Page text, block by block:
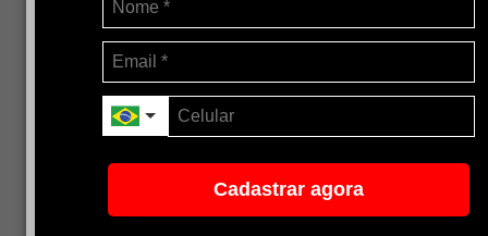
Cadastrar agora
Disco de Corte e Desbaste-Dupla Aplicação
Disco de Desbaste
Escovas de Aço
Escovas de Latão
Lixas
Pasta Para Assentar Válvula
Pedra de Afiar
Ponta Montada (Oxido de Alumínio)